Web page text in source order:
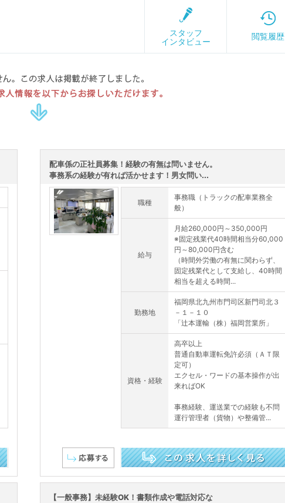
スタッフ
インタビュー
閲覧履歴
配車係の正社員募集！経験の有無は問いません。
事務系の経験が有れば活かせます！男女問い...
職種
事務職（トラックの配車業務全
般）
給与
月給260,000円～350,000円
※固定残業代40時間相当分60,000
円～80,000円含む
（時間外労働の有無に関わらず、
固定残業代として支給し、40時間
相当を超える時間...
勤務地
福岡県北九州市門司区新門司北３
－１－１０
「辻本運輸（株）福岡営業所」
資格・経験
高卒以上
普通自動車運転免許必須（ＡＴ限
定可）
エクセル・ワードの基本操作が出
来ればOK
事務経験、運送業での経験も不問
運行管理者（貨物）や整備管...
【一般事務】未経験OK！書類作成や電話対応な